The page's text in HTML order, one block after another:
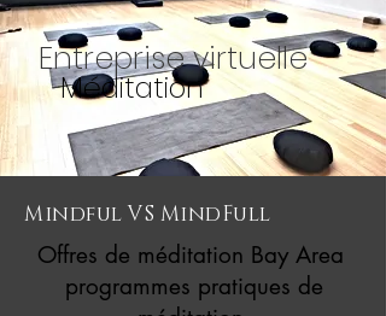
Méditation
Entreprise virtuelle
Mindful VS MindFull
Offres de méditation Bay Area
programmes pratiques de